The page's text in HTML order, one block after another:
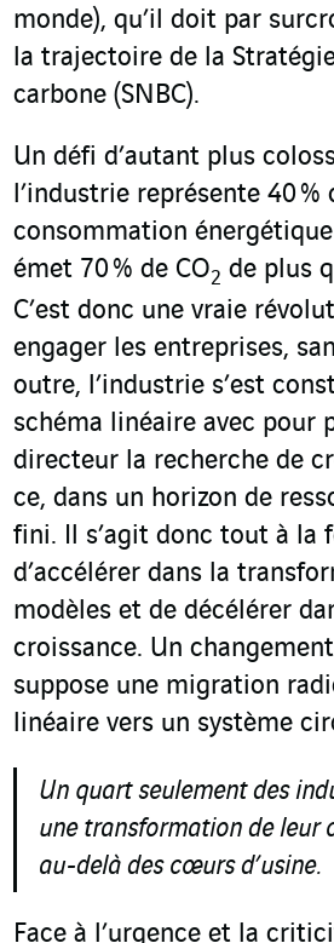
monde), qu’il doit par
la trajectoire de la
carbone (SNBC).
Un défi d’autant plus
l’industrie représente 40 %
consommation
émet 70 % de CO2 de plus
C’est donc une vraie
engager les entreprises,
outre, l’industrie s’est
schéma linéaire avec pour
directeur la recherche de
ce, dans un horizon de
fini. Il s’agit donc tout à la
d’accélérer dans la
modèles et de décélérer
croissance. Un
suppose une migration
linéaire vers un système
Un quart seulement des
une transformation de leur
au-delà des cœurs d’usine.
Face à l’urgence et la